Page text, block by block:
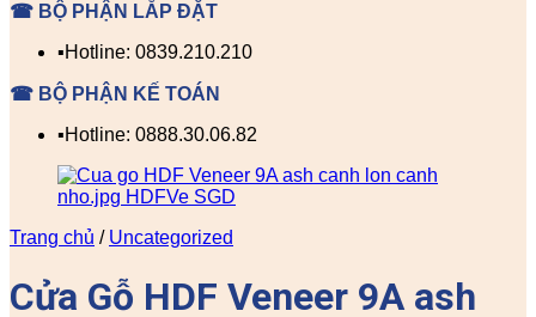
☎ BỘ PHẬN LẮP ĐẶT
▪️Hotline: 0839.210.210
☎ BỘ PHẬN KẾ TOÁN
▪️Hotline: 0888.30.06.82
Trang chủ / Uncategorized
Cửa Gỗ HDF Veneer 9A ash